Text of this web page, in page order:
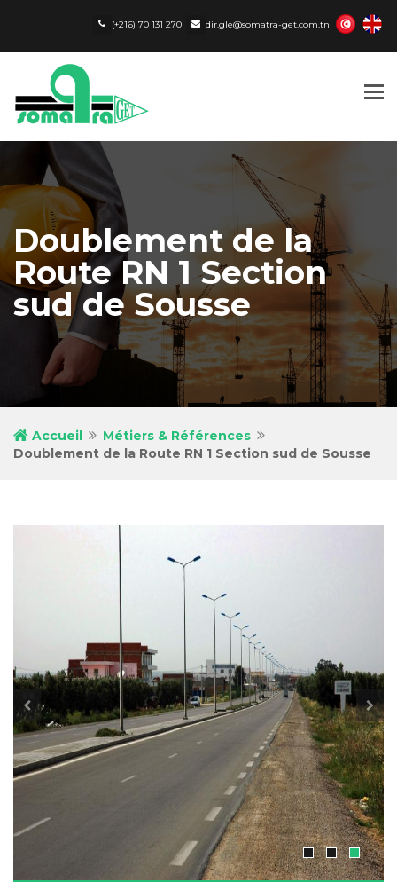
dir.gle@somatra-get.com.tn
(+216) 70 131 270
Doublement de la
Route RN 1 Section
sud de Sousse
Accueil
Métiers & Références
Doublement de la Route RN 1 Section sud de Sousse